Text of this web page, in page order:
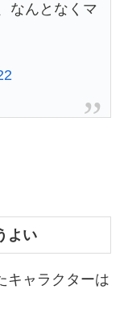
なんとなくマ
よい
キャラクターは